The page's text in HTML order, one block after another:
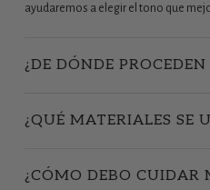
ayudaremos a elegir el tono que
¿DE DÓNDE
¿QUÉ MATERIALES SE
¿CÓMO DEBO CUIDAR